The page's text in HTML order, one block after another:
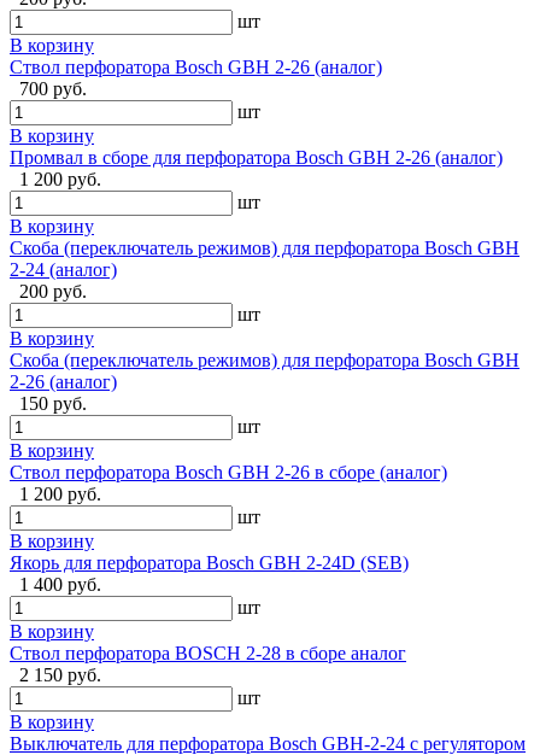
шт
В корзину
Ствол перфоратора Bosch GBH 2-26 (аналог)
700 руб.
шт
В корзину
Промвал в сборе для перфоратора Bosch GBH 2-26 (аналог)
1 200 руб.
шт
В корзину
Скоба (переключатель режимов) для перфоратора Bosch GBH
2-24 (аналог)
200 руб.
шт
В корзину
Скоба (переключатель режимов) для перфоратора Bosch GBH
2-26 (аналог)
150 руб.
шт
В корзину
Ствол перфоратора Bosch GBH 2-26 в сборе (аналог)
1 200 руб.
шт
В корзину
Якорь для перфоратора Bosch GBH 2-24D (SEB)
1 400 руб.
шт
В корзину
Ствол перфоратора BOSCH 2-28 в сборе аналог
2 150 руб.
шт
В корзину
Выключатель для перфоратора Bosch GBH-2-24 с регулятором